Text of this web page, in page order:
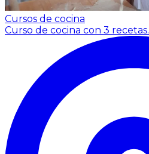
Cursos de cocina
Curso de cocina con 3 recetas.